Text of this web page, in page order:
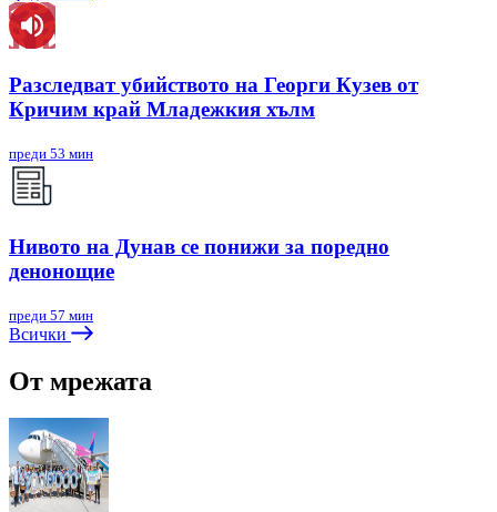
Разследват убийството на Георги Кузев от
Кричим край Младежкия хълм
преди 53 мин
Нивото на Дунав се понижи за поредно
денонощие
преди 57 мин
Всички
От мрежата